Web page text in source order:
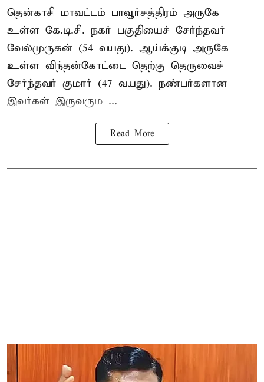
தென்காசி மாவட்டம் பாவூர்சத்திரம் அருகே
உள்ள கே.டி.சி. நகர் பகுதியைச் சேர்ந்தவர்
வேல்முருகன் (54 வயது). ஆய்க்குடி அருகே
உள்ள விந்தன்கோட்டை தெற்கு தெருவைச்
சேர்ந்தவர் குமார் (47 வயது). நண்பர்களான
இவர்கள் இருவரும ...
Read More